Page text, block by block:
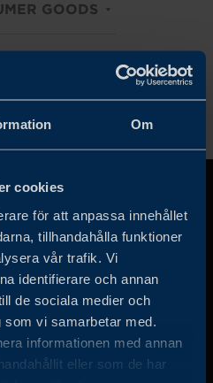
Om
cookies
för att anpassa innehållet
tillhandahålla funktioner
vår trafik. Vi
identifierare och annan
de sociala medier och
vi samarbetar med.
informationen med annan
eller som de har
GOODS
uppdrag av regeringen och
hjälpa svenska företag att